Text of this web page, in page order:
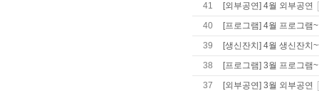
41
[외부공연] 4월 외부공연
40
[프로그램] 4월 프로그램~
39
[생신잔치] 4월 생신잔치
38
[프로그램] 3월 프로그램~
37
[외부공연] 3월 외부공연